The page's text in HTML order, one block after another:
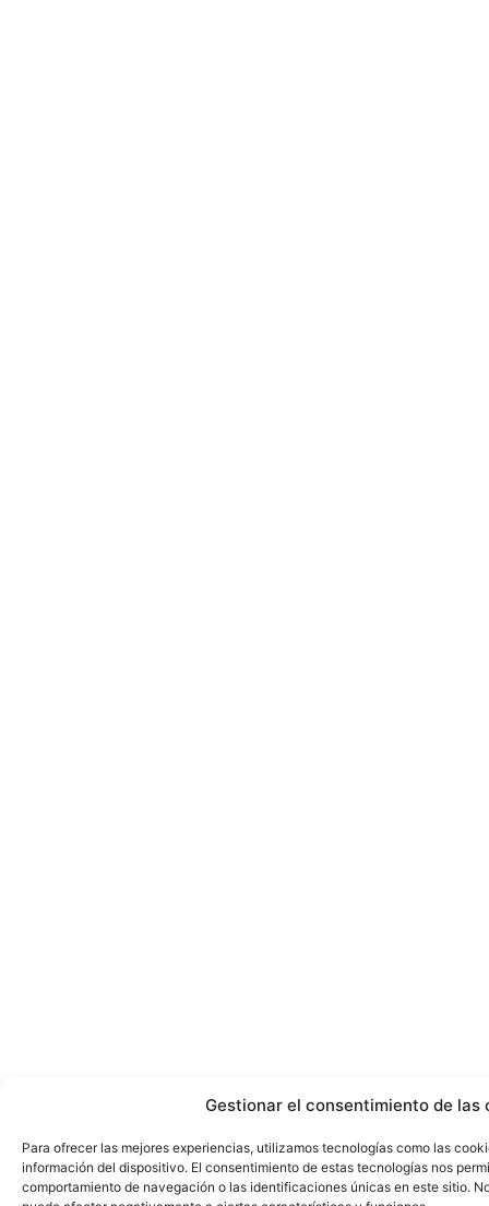
Gestionar el consentimiento de las
Para ofrecer las mejores experiencias, utilizamos tecnologías como las
información del dispositivo. El consentimiento de estas tecnologías nos
comportamiento de navegación o las identificaciones únicas en este sitio.